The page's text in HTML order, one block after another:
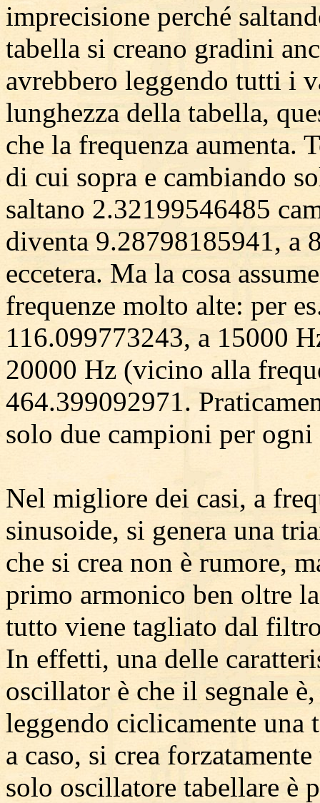
imprecisione perché
tabella si creano gradini
avrebbero leggendo tutti i
lunghezza della tabella,
che la frequenza aumenta.
di cui sopra e cambiando
saltano 2.32199546485
diventa 9.28798185941, a
eccetera. Ma la cosa
frequenze molto alte: per
116.099773243, a 15000
20000 Hz (vicino alla
464.399092971.
solo due campioni per
Nel migliore dei casi, a
sinusoide, si genera una
che si crea non è rumore,
primo armonico ben oltre
tutto viene tagliato dal
In effetti, una delle
oscillator è che il segnale
leggendo ciclicamente una
a caso, si crea
solo oscillatore tabellare è